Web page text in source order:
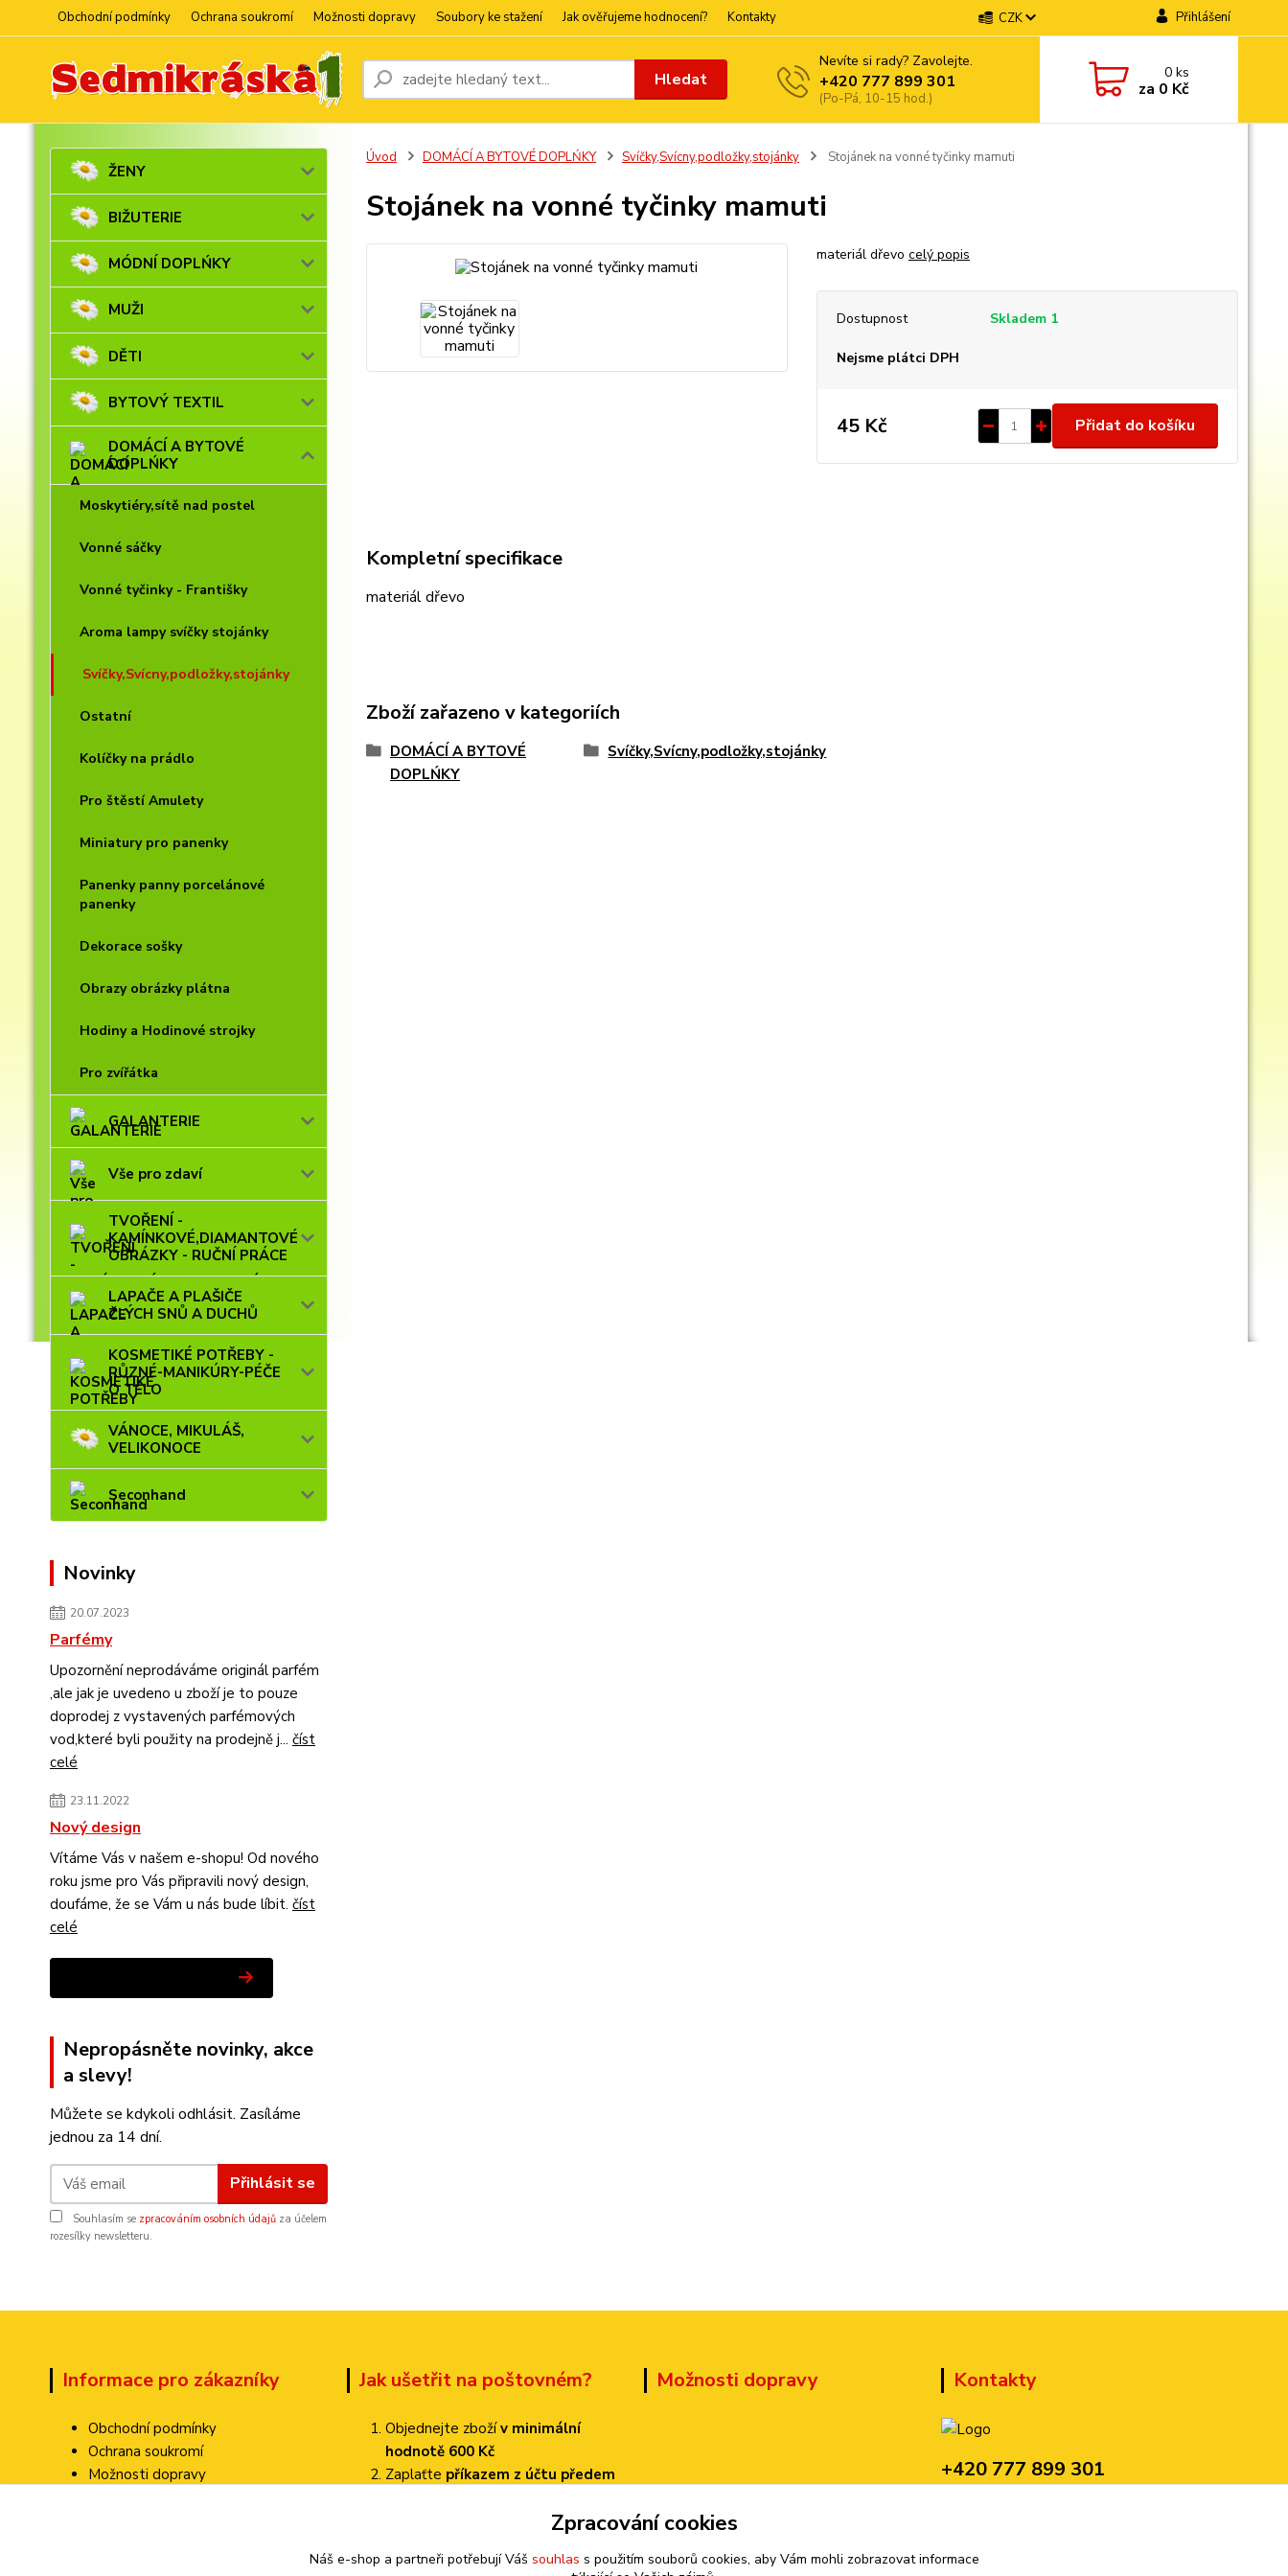
Obchodní podmínky Ochrana soukromí Možnosti dopravy Soubory ke stažení Jak ověřujeme hodnocení? Kontakty CZK Přihlášení
Hledat
Nevíte si rady? Zavolejte.
+420 777 899 301
(Po-Pá, 10-15 hod.)
0ks
za 0 Kč
ŽENY
BIŽUTERIE
MÓDNÍ DOPLŃKY
MUŽI
DĚTI
BYTOVÝ TEXTIL
DOMÁCÍ A BYTOVÉ
DOPLŃKY
Moskytiéry,sítě nad postel
Vonné sáčky
Vonné tyčinky - Františky
Aroma lampy svíčky stojánky
Svíčky,Svícny,podložky,stojánky
Ostatní
Kolíčky na prádlo
Pro štěstí Amulety
Miniatury pro panenky
Panenky panny porcelánové
panenky
Dekorace sošky
Obrazy obrázky plátna
Hodiny a Hodinové strojky
Pro zvířátka
GALANTERIE
Vše pro zdaví
TVOŘENÍ -
KAMÍNKOVÉ,DIAMANTOVÉ
OBRÁZKY - RUČNÍ PRÁCE
LAPAČE A PLAŠIČE
ZLÝCH SNŮ A DUCHŮ
KOSMETIKÉ POTŘEBY -
RŮZNÉ-MANIKÚRY-PÉČE
O TĚLO
VÁNOCE, MIKULÁŠ,
VELIKONOCE
Seconhand
Novinky
20.07.2023
Parfémy
Upozornění neprodáváme originál parfém
,ale jak je uvedeno u zboží je to pouze
doprodej z vystavených parfémových
vod,které byli použity na prodejně j... číst
celé
23.11.2022
Nový design
Vítáme Vás v našem e-shopu! Od nového
roku jsme pro Vás připravili nový design,
doufáme, že se Vám u nás bude líbit. číst
celé
Nepropásněte novinky, akce
a slevy!
Můžete se kdykoli odhlásit. Zasíláme
jednou za 14 dní.
Přihlásit se
Souhlasím se zpracováním osobních údajů za účelem
rozesílky newsletteru.
Úvod DOMÁCÍ A BYTOVÉ DOPLŃKY Svíčky,Svícny,podložky,stojánky Stojánek na vonné tyčinky mamuti
Stojánek na vonné tyčinky mamuti
materiál dřevo celý popis
Dostupnost Skladem 1
Nejsme plátci DPH
45 Kč Přidat do košíku
Kompletní specifikace
materiál dřevo
Zboží zařazeno v kategoriích
DOMÁCÍ A BYTOVÉ
DOPLŃKY
Svíčky,Svícny,podložky,stojánky
Informace pro zákazníky
Obchodní podmínky
Ochrana soukromí
Možnosti dopravy
Jak ušetřit na poštovném?
Objednejte zbožív minimální
hodnotě 600 Kč
Zaplaťte příkazem z účtu předem
pouze 70 Kč!
Možnosti dopravy Kontakty
+420 777 899 301
Zpracování cookies
Náš e-shop a partneři potřebují Váš souhlas s použitím souborů cookies, aby Vám mohli zobrazovat informace